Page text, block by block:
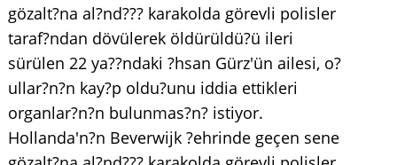
gözalt?na al?nd??? karakolda görevli polisler
taraf?ndan dövülerek öldürüldü?ü ileri
sürülen 22 ya??ndaki ?hsan Gürz'ün ailesi, o?
ullar?n?n kay?p oldu?unu iddia ettikleri
organlar?n?n bulunmas?n? istiyor.
Hollanda'n?n Beverwijk ?ehrinde geçen sene